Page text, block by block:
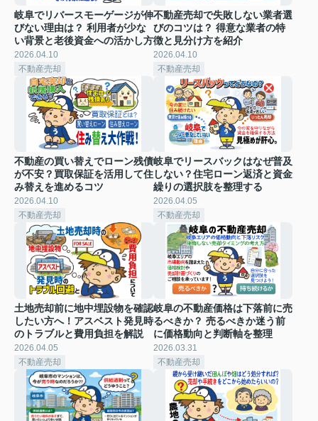
岐阜でリバースモーゲージが伸
びない理由は？ 利用者が少な
い背景と老後資金への活かし方
2026.04.10
不動産売却
不動産売却で失敗しない業者選
びのコツは？ 得意な業者の特
徴と見分け方を紹介
2026.04.10
不動産売却
不動産の買い替えでローン残債
が不安？買取保証を活用して住
み替えを進めるコツ
2026.04.10
不動産売却
岐阜でリースバックはなぜ普及
しない？住宅ローン返済と資金
繰りの選択肢を整理する
2026.04.05
不動産売却
土地売却前に地中埋設物を確認
したい方へ！アスベスト発見時
のトラブルと費用負担を解説
2026.04.05
不動産売却
岐阜の不動産価格は下落前に売
るべきか？ 売るべきか迷う前
に価格動向と判断軸を整理
2026.03.31
不動産売却